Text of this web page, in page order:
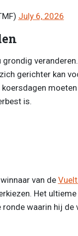
July 6, 2026
gerichter kan
is.
van de
Het
ronde waarin hij